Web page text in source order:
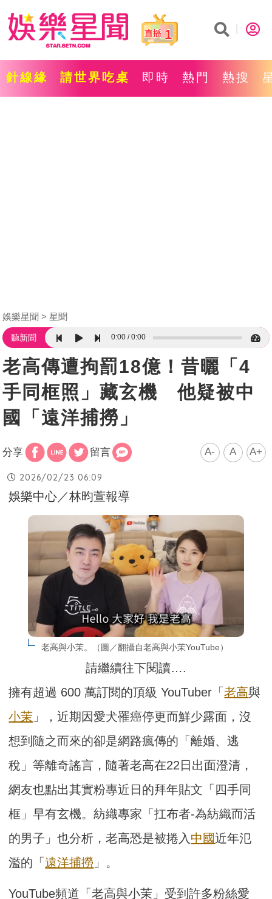
1
針線緣 請世界吃桌 即時 熱門 熱搜
娛樂星聞 星聞
聽新聞 0:00 0:00
老高傳遭拘罰18億！昔曬「4
手同框照」藏玄機 他疑被中
國「遠洋捕撈」
分享 留言 A- A A+
2026/02/23 06:09
娛樂中心／林昀萱報導
老高與小茉。（圖／翻攝自老高與小茉YouTube）
請繼續往下閱讀….
擁有超過 600 萬訂閱的頂級 YouTuber「老高與
小茉 」，近期因愛犬罹癌停更而鮮少露面，沒
想到隨之而來的卻是網路瘋傳的「離婚、逃
稅」等離奇謠言，隨著老高在22日出面澄清，
網友也點出其實粉專近日的拜年貼文「四手同
框」早有玄機。紡織專家「扛布者-為紡織而活
的男子」也分析，老高恐是被捲入 中國近年氾
濫的「遠洋捕撈 」。
YouTube頻道「老高與小茉」受到許多粉絲愛